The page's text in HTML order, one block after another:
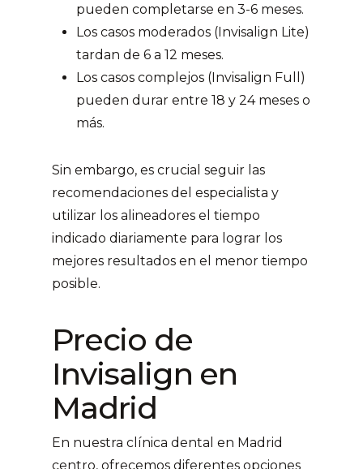
pueden completarse en 3-6 meses.
Los casos moderados (Invisalign Lite)
tardan de 6 a 12 meses.
Los casos complejos (Invisalign Full)
pueden durar entre 18 y 24 meses o
más.
Sin embargo, es crucial seguir las
recomendaciones del especialista y
utilizar los alineadores el tiempo
indicado diariamente para lograr los
mejores resultados en el menor tiempo
posible.
Precio de
Invisalign en
Madrid
En nuestra clínica dental en Madrid
centro, ofrecemos diferentes opciones